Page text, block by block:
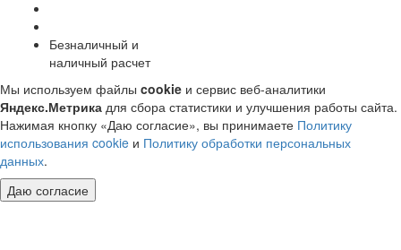
Безналичный и
наличный расчет
Мы используем файлы cookie и сервис веб-аналитики
Яндекс.Метрика для сбора статистики и улучшения работы сайта.
Нажимая кнопку «Даю согласие», вы принимаете Политику
использования cookie и Политику обработки персональных
данных.
Даю согласие